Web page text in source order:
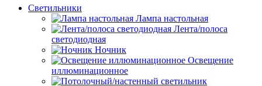
Светильники
Лампа настольная
Лента/полоса
светодиодная
Ночник
Освещение
иллюминационное